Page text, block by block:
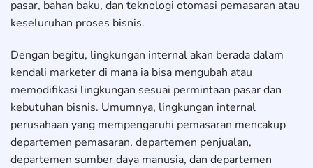
pasar, bahan baku, dan teknologi otomasi pemasaran atau
keseluruhan proses bisnis.
Dengan begitu, lingkungan internal akan berada dalam
kendali marketer di mana ia bisa mengubah atau
memodifikasi lingkungan sesuai permintaan pasar dan
kebutuhan bisnis. Umumnya, lingkungan internal
perusahaan yang mempengaruhi pemasaran mencakup
departemen pemasaran, departemen penjualan,
departemen sumber daya manusia, dan departemen